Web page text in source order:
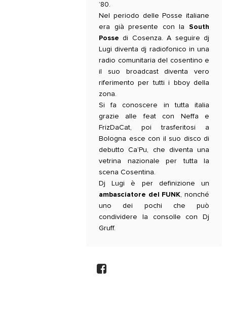
’80.
Nel periodo delle Posse italiane
era già presente con la South
Posse di Cosenza. A seguire dj
Lugi diventa dj radiofonico in una
radio comunitaria del cosentino e
il suo broadcast diventa vero
riferimento per tutti i bboy della
zona.
Si fa conoscere in tutta italia
grazie alle feat con Neffa e
FrizDaCat, poi trasferitosi a
Bologna esce con il suo disco di
debutto Ca’Pu, che diventa una
vetrina nazionale per tutta la
scena Cosentina.
Dj Lugi è per definizione un
ambasciatore del FUNK , nonché
uno dei pochi che può
condividere la consolle con Dj
Gruff.